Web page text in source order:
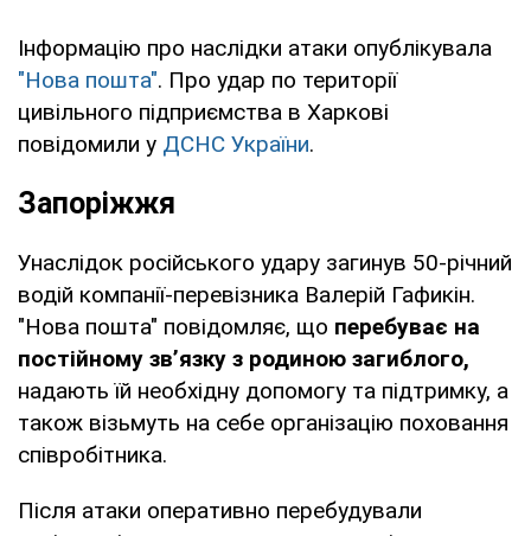
Інформацію про наслідки атаки опублікувала
"Нова пошта". Про удар по території
цивільного підприємства в Харкові
повідомили у ДСНС України.
Запоріжжя
Унаслідок російського удару загинув 50-річний
водій компанії-перевізника Валерій Гафикін.
"Нова пошта" повідомляє, що перебуває на
постійному зв’язку з родиною загиблого,
надають їй необхідну допомогу та підтримку, а
також візьмуть на себе організацію поховання
співробітника.
Після атаки оперативно перебудували